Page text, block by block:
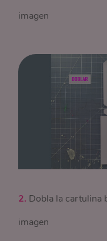
imagen
2. Dobla la cartulina
imagen